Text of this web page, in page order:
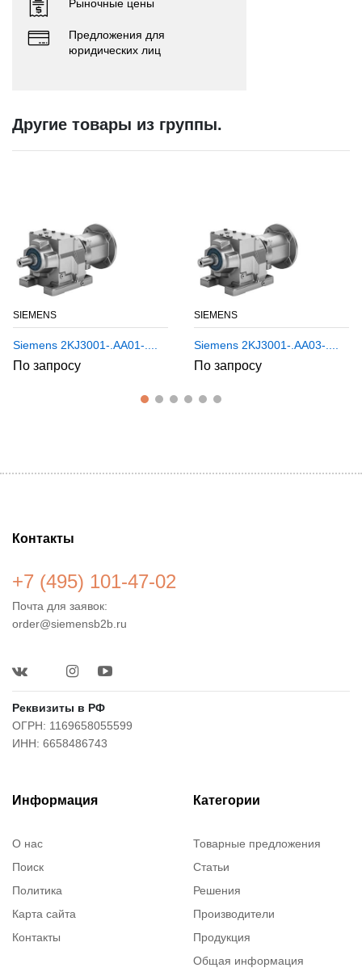
Рыночные цены
Предложения для
юридических лиц
Другие товары из группы.
SIEMENS
Siemens 2KJ3001-.AA01-....
По запросу
SIEMENS
Siemens 2KJ3001-.AA03-....
По запросу
Контакты
+7 (495) 101-47-02
Почта для заявок:
order@siemensb2b.ru
Реквизиты в РФ
ОГРН: 1169658055599
ИНН: 6658486743
Информация
О нас
Поиск
Политика
Карта сайта
Контакты
Категории
Товарные предложения
Статьи
Решения
Производители
Продукция
Общая информация